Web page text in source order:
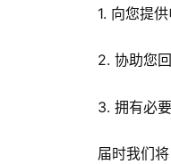
1. 向您提
2. 协助您
3. 拥有必
届时我们将